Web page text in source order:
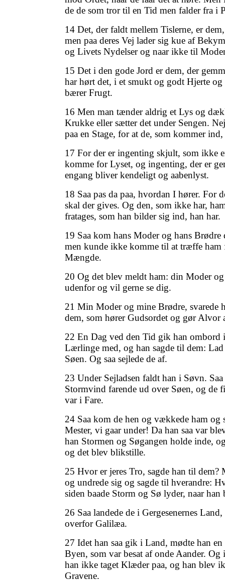
de de som tror til en Tid men falder fra i
14 Det, der faldt mellem Tislerne, er
men paa deres Vej lader sig kue af
og Livets Nydelser og naar ikke til
15 Det i den gode Jord er dem, der
har hørt det, i et smukt og godt Hjerte
bærer Frugt.
16 Men man tænder aldrig et Lys og
Krukke eller sætter det under Sengen.
paa en Stage, for at de, som kommer
17 For der er ingenting skjult, som ikke
komme for Lyset, og ingenting, der er
engang bliver kendeligt og aabenlyst.
18 Saa pas da paa, hvordan I hører. For
skal der gives. Og den, som ikke har,
fratages, som han bilder sig ind, han har.
19 Saa kom hans Moder og hans Brødre
men kunde ikke komme til at træffe ham
Mængde.
20 Og det blev meldt ham: din Moder
udenfor og vil gerne se dig.
21 Min Moder og mine Brødre, svarede
dem, som hører Gudsordet og gør Alvor
22 En Dag ved den Tid gik han ombord
Lærlinge med, og han sagde til dem:
Søen. Og saa sejlede de af.
23 Under Sejladsen faldt han i Søvn.
Stormvind farende ud over Søen, og de
var i Fare.
24 Saa kom de hen og vækkede ham og
Mester, vi gaar under! Da han saa var
han Stormen og Søgangen holde inde,
og det blev blikstille.
25 Hvor er jeres Tro, sagde han til dem?
og undrede sig og sagde til hverandre:
siden baade Storm og Sø lyder, naar han
26 Saa landede de i Gergesenernes
overfor Galilæa.
27 Idet han saa gik i Land, mødte han
Byen, som var besat af onde Aander.
han ikke taget Klæder paa, og han blev
Gravene.